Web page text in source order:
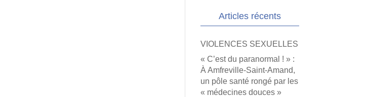
Articles récents
VIOLENCES SEXUELLES
« C’est du paranormal ! » :
À Amfreville-Saint-Amand,
un pôle santé rongé par les
« médecines douces »